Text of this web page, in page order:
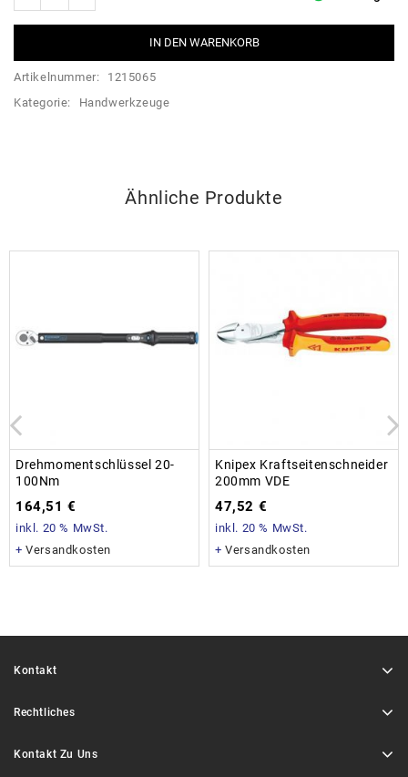
IN DEN WARENKORB
Artikelnummer:
1215065
Kategorie:
Handwerkzeuge
Ähnliche Produkte
Drehmomentschlüssel 20-
100Nm
164,51€
inkl. 20 % MwSt.
+Versandkosten
Knipex Kraftseitenschneider
200mm VDE
47,52 €
inkl. 20 % MwSt.
+Versandkosten
Kontakt
Rechtliches
Kontakt Zu Uns